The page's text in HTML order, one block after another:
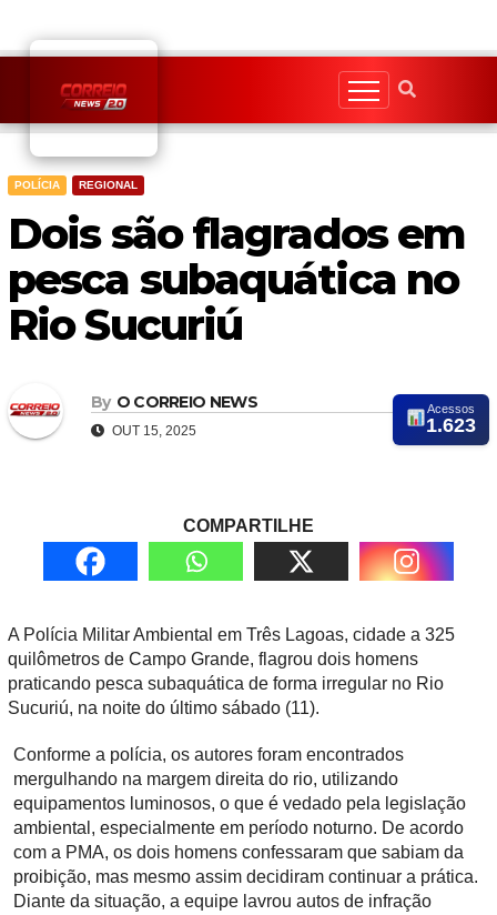
content
POLÍCIA REGIONAL
Dois são flagrados em
pesca subaquática no
Rio Sucuriú
By O CORREIO NEWS
OUT 15, 2025
Acessos
1.623
COMPARTILHE
A Polícia Militar Ambiental em Três Lagoas, cidade a 325
quilômetros de Campo Grande, flagrou dois homens
praticando pesca subaquática de forma irregular no Rio
Sucuriú, na noite do último sábado (11).
Conforme a polícia, os autores foram encontrados
mergulhando na margem direita do rio, utilizando
equipamentos luminosos, o que é vedado pela legislação
ambiental, especialmente em período noturno. De acordo
com a PMA, os dois homens confessaram que sabiam da
proibição, mas mesmo assim decidiram continuar a prática.
Diante da situação, a equipe lavrou autos de infração